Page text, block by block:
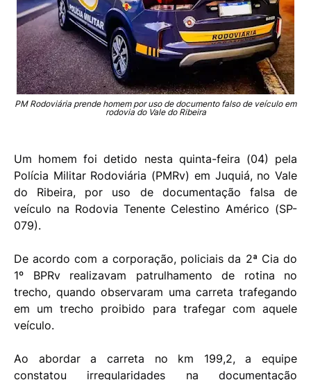
PM Rodoviária prende homem por uso de documento falso de veículo em
rodovia do Vale do Ribeira
Um homem foi detido nesta quinta-feira (04) pela
Polícia Militar Rodoviária (PMRv) em Juquiá, no Vale
do Ribeira, por uso de documentação falsa de
veículo na Rodovia Tenente Celestino Américo (SP-
079).
De acordo com a corporação, policiais da 2ª Cia do
1º BPRv realizavam patrulhamento de rotina no
trecho, quando observaram uma carreta trafegando
em um trecho proibido para trafegar com aquele
veículo.
Ao abordar a carreta no km 199,2, a equipe
constatou irregularidades na documentação